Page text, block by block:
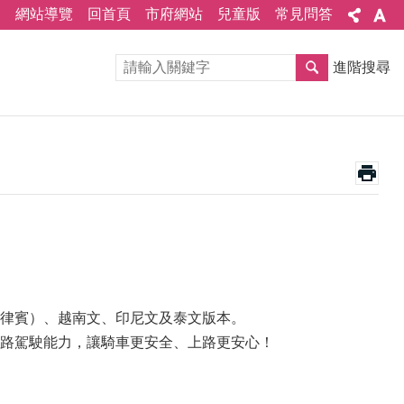
網站導覽 回首頁 市府網站 兒童版 常見問答
進階搜尋
賓）、越南文、印尼文及泰文版本。
駕駛能力，讓騎車更安全、上路更安心！